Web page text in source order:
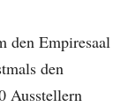
den Empiresaal
den
Ausstellern